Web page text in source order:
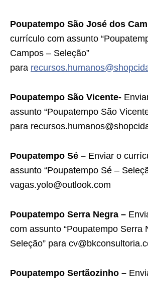
Poupatempo São José dos
currículo com assunto
Campos – Seleção”
para
Poupatempo São Vicente-
assunto “Poupatempo São
para
Poupatempo Sé – Enviar o
assunto “Poupatempo Sé –
vagas.yolo@outlook.com
Poupatempo Serra Negra –
com assunto “Poupatempo Serra
Seleção” para
Poupatempo Sertãozinho –